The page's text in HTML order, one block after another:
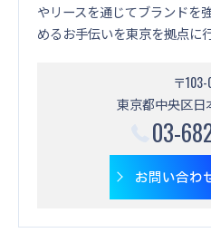
やリースを通じてブランドを
めるお手伝いを東京を拠点に
〒
東京都中央区日
03-
お問い合わ